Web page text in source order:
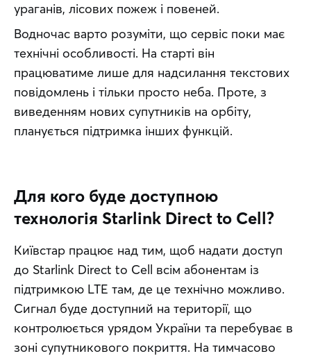
ураганів, лісових пожеж і повеней.
Водночас варто розуміти, що сервіс поки має
технічні особливості. На старті він
працюватиме лише для надсилання текстових
повідомлень і тільки просто неба. Проте, з
виведенням нових супутників на орбіту,
планується підтримка інших функцій.
Для кого буде доступною
технологія Starlink Direct to Cell?
Київстар працює над тим, щоб надати доступ
до Starlink Direct to Cell всім абонентам із
підтримкою LTE там, де це технічно можливо.
Сигнал буде доступний на території, що
контролюється урядом України та перебуває в
зоні супутникового покриття. На тимчасово